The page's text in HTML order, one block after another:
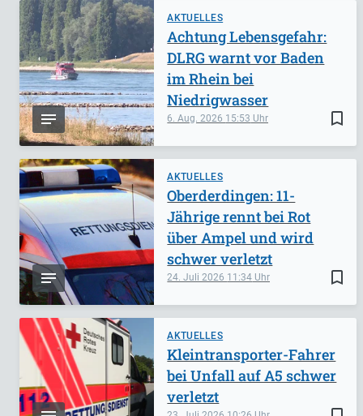
AKTUELLES
bookmark_border
6. Aug. 2026 15:53
Achtung Lebensgefahr:
DLRG warnt vor Baden
im Rhein bei
Niedrigwasser
AKTUELLES
bookmark_border
24. Juli 2026 11:34
Oberderdingen: 11-
Jährige rennt bei Rot
über Ampel und wird
schwer verletzt
AKTUELLES
Kleintransporter-Fahrer
bei Unfall auf A5 schwer
verletzt